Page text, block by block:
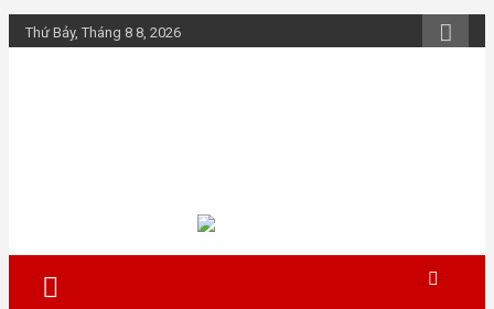
Skip
to
Thứ Bảy, Tháng 8 8, 2026